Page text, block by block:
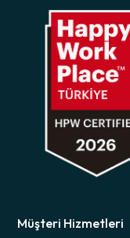
Müşteri Hizmetleri